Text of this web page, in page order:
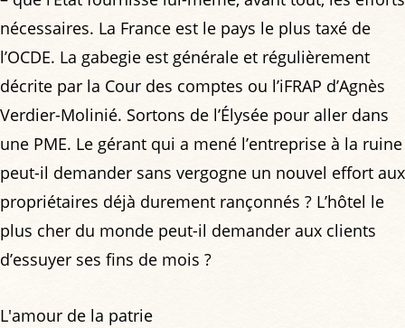
nécessaires. La France est le pays le plus taxé de
l’OCDE. La gabegie est générale et régulièrement
décrite par la Cour des comptes ou l’iFRAP d’Agnès
Verdier-Molinié. Sortons de l’Élysée pour aller dans
une PME. Le gérant qui a mené l’entreprise à la ruine
peut-il demander sans vergogne un nouvel effort aux
propriétaires déjà durement rançonnés ? L’hôtel le
plus cher du monde peut-il demander aux clients
d’essuyer ses fins de mois ?
L'amour de la patrie